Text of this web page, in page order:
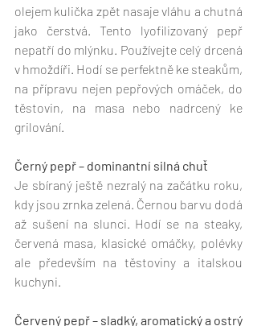
olejem kulička zpět nasaje vláhu a chutná
jako čerstvá. Tento lyofilizovaný pepř
nepatří do mlýnku. Používejte celý drcená
v hmoždíři. Hodí se perfektně ke steakům,
na přípravu nejen pepřových omáček, do
těstovin, na masa nebo nadrcený ke
grilování.
Černý pepř – dominantní silná chuť
Je sbíraný ještě nezralý na začátku roku,
kdy jsou zrnka zelená. Černou barvu dodá
až sušení na slunci. Hodí se na steaky,
červená masa, klasické omáčky, polévky
ale především na těstoviny a italskou
kuchyni.
Červený pepř – sladký, aromatický a ostrý